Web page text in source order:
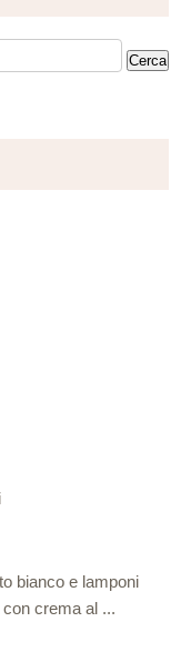
bianco e lamponi
crema al ...